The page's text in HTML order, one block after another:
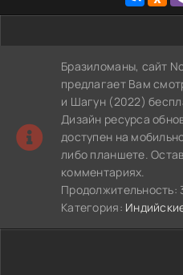
Бразиломаны, сайт
предлагает Вам
и Шагун (2022)
Дизайн ресурса
доступен на
либо планшете.
комментариях.
Продолжительность:
Категория: